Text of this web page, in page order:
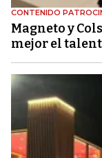
CONTENIDO
Magneto y
mejor el